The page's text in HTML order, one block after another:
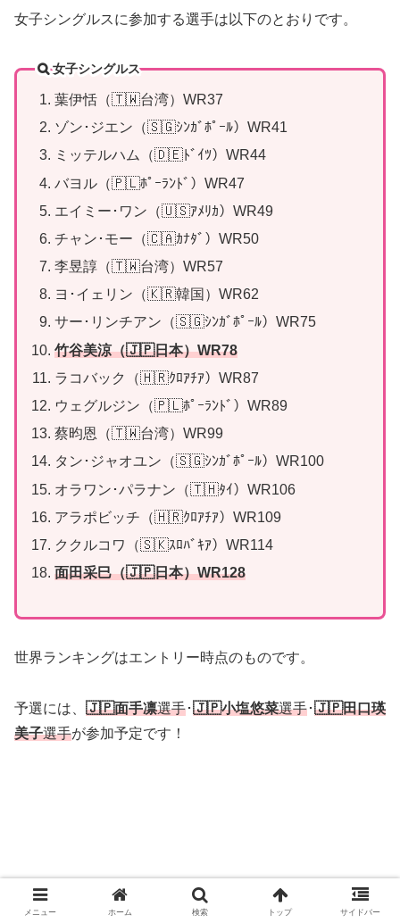
女子シングルスに参加する選手は以下のとおりです。
女子シングルス
葉伊恬（🇹🇼台湾）WR37
ゾン･ジエン（🇸🇬ｼﾝｶﾞﾎﾟｰﾙ）WR41
ミッテルハム（🇩🇪ﾄﾞｲﾂ）WR44
バヨル（🇵🇱ﾎﾟｰﾗﾝﾄﾞ）WR47
エイミー･ワン（🇺🇸ｱﾒﾘｶ）WR49
チャン･モー（🇨🇦ｶﾅﾀﾞ）WR50
李昱諄（🇹🇼台湾）WR57
ヨ･イェリン（🇰🇷韓国）WR62
サー･リンチアン（🇸🇬ｼﾝｶﾞﾎﾟｰﾙ）WR75
竹谷美涼（🇯🇵日本）WR78
ラコバック（🇭🇷ｸﾛｱﾁｱ）WR87
ウェグルジン（🇵🇱ﾎﾟｰﾗﾝﾄﾞ）WR89
蔡昀恩（🇹🇼台湾）WR99
タン･ジャオユン（🇸🇬ｼﾝｶﾞﾎﾟｰﾙ）WR100
オラワン･パラナン（🇹🇭ﾀｲ）WR106
アラポビッチ（🇭🇷ｸﾛｱﾁｱ）WR109
ククルコワ（🇸🇰ｽﾛﾊﾞｷｱ）WR114
面田采巳（🇯🇵日本）WR128
世界ランキングはエントリー時点のものです。
予選には、 🇯🇵面手凛選手･🇯🇵小塩悠菜選手･🇯🇵田口瑛
美子選手が参加予定です！
メニュー ホーム 検索 トップ サイドバー